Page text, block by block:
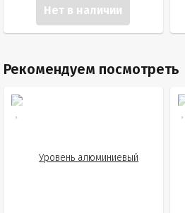
Нет в наличии
Рекомендуем посмотреть